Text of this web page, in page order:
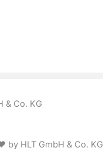
& Co. KG
by HLT GmbH & Co. KG